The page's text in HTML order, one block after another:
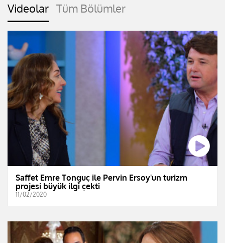
Videolar Tüm Bölümler
Saffet Emre Tonguç ile Pervin Ersoy'un turizm
projesi büyük ilgi çekti
11/02/2020